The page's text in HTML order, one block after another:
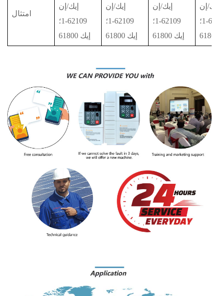
امتثال
إيك/إن
62109-1؛
إيك 61800
إيك/إن
62109-1؛
إيك 61800
إيك/إن
62109-1؛
إيك 61800
إيك/إن
62109-1؛